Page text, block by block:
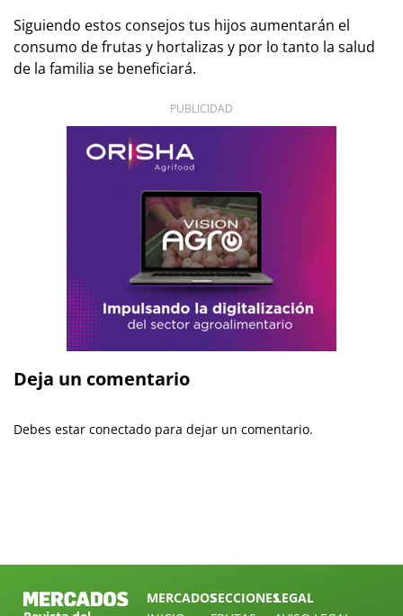
Siguiendo estos consejos tus hijos aumentarán el
consumo de frutas y hortalizas y por lo tanto la salud
de la familia se beneficiará.
PUBLICIDAD
Deja un comentario
Debes estar conectado para dejar un comentario.
MERCADOSSECCIONESLEGAL